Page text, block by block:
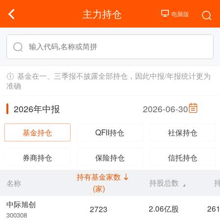
主力持仓
基金在一、三季报不披露全部持仓，因此中报/年报统计更为
准确
2026年中报 2026-06-30
基金持仓 QFII持仓 社保持仓
券商持仓 保险持仓 信托持仓
名称
中际旭创
300308
持有基金家数
(家)
持股总数
2723 2.06亿股